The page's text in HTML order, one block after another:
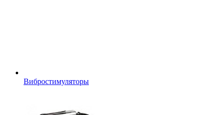
Вибростимуляторы